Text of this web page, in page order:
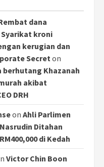
dana
kroni
kerugian dan
Secreton
berhutang Khazanah
akibat
DRH
on Ahli Parlimen
Ditahan
di Kedah
Victor Chin Boon